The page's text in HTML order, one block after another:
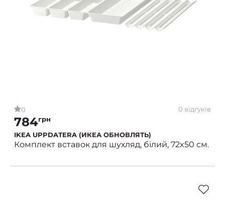
0 0 відгуків
784грн
IKEA UPPDATERA (ИКЕА ОБНОВЛЯТЬ)
Комплект вставок для шухляд, білий, 72x50 см.